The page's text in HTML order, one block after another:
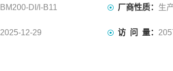
BM200-DI/I-B11 厂商性质： 生
2025-12-29 访 问 量：